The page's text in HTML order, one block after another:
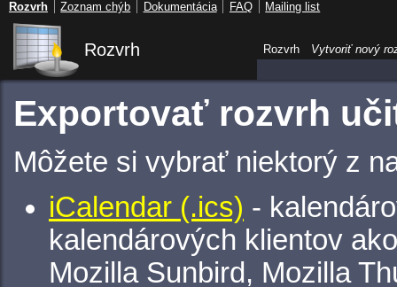
Rozvrh
Exportovať rozvrh
Môžete si vybrať niektorý z
iCalendar (.ics) -
kalendárových klientov
Mozilla Sunbird, Mozilla
Rozvrh Vytvoriť nový
Rozvrh Zoznam chýb Dokumentácia FAQ Mailing list